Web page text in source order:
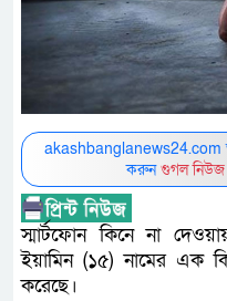
akashbanglanews24.com
করুনগুগল
স্মার্টফোন কিনে না
ইয়ামিন (১৫) নামের এক
করেছে।